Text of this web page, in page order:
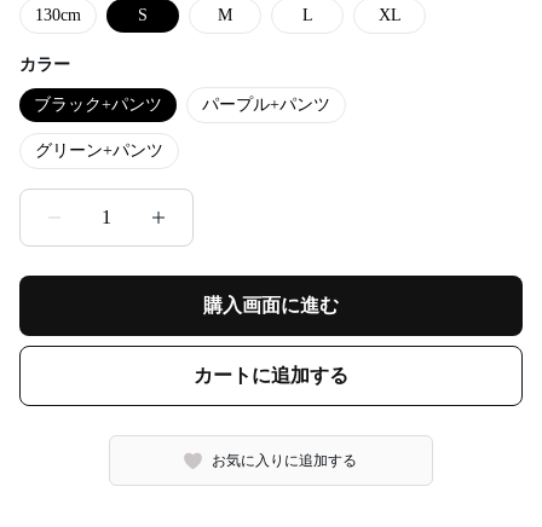
130cm S M L XL
カラー
ブラック+パンツ パープル+パンツ
グリーン+パンツ
1
購入画面に進む
カートに追加する
お気に入りに追加する